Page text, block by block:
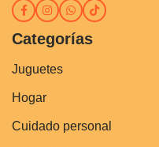
Categorías
Juguetes
Hogar
Cuidado personal